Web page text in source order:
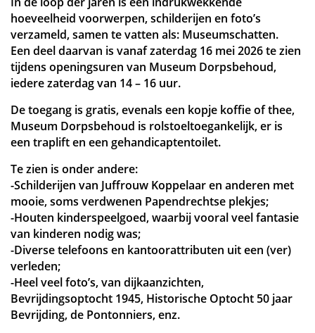
hoeveelheid voorwerpen, schilderijen en foto’s
verzameld, samen te vatten als: Museumschatten.
Een deel daarvan is vanaf zaterdag 16 mei 2026 te zien
tijdens openingsuren van Museum Dorpsbehoud,
iedere zaterdag van 14 – 16 uur.
De toegang is gratis, evenals een kopje koffie of thee,
Museum Dorpsbehoud is rolstoeltoegankelijk, er is
een traplift en een gehandicaptentoilet.
Te zien is onder andere:
-Schilderijen van Juffrouw Koppelaar en anderen met
mooie, soms verdwenen Papendrechtse plekjes;
-Houten kinderspeelgoed, waarbij vooral veel fantasie
van kinderen nodig was;
-Diverse telefoons en kantoorattributen uit een (ver)
verleden;
-Heel veel foto’s, van dijkaanzichten,
Bevrijdingsoptocht 1945, Historische Optocht 50 jaar
Bevrijding, de Pontonniers, enz.